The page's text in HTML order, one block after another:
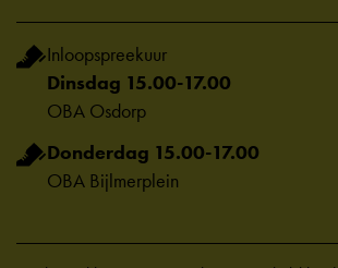
Inloopspreekuur
Dinsdag 15.00-17.00
OBA Osdorp
Donderdag 15.00-17.00
OBA Bijlmerplein